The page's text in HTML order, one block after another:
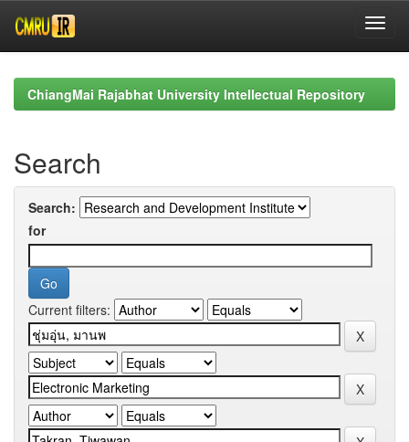
navigationChiangMai Rajabhat University Intellectual Repository
Search
Search:
for
Current filters: